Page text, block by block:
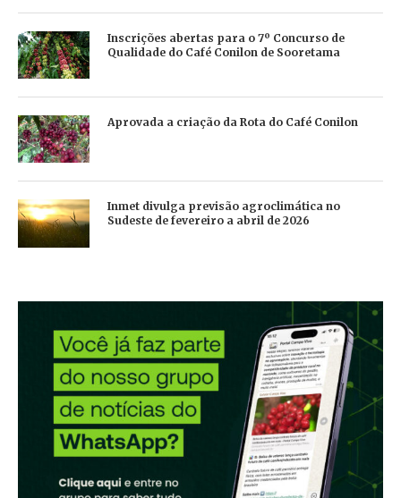
Inscrições abertas para o 7º Concurso de
Qualidade do Café Conilon de Sooretama
Aprovada a criação da Rota do Café Conilon
Inmet divulga previsão agroclimática no
Sudeste de fevereiro a abril de 2026